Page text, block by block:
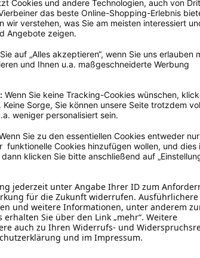
TRIXIE
Clicker & Pfeife
Sofort verfügbar, Lieferzeit:
1-3 Tage
€ 4,69*
Ins Körbchen
€